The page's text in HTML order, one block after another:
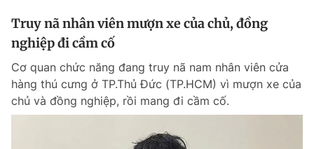
Truy nã nhân viên mượn xe của chủ, đồng
nghiệp đi cầm cố
Cơ quan chức năng đang truy nã nam nhân viên cửa
hàng thú cưng ở TP.Thủ Đức (TP.HCM) vì mượn xe của
chủ và đồng nghiệp, rồi mang đi cầm cố.